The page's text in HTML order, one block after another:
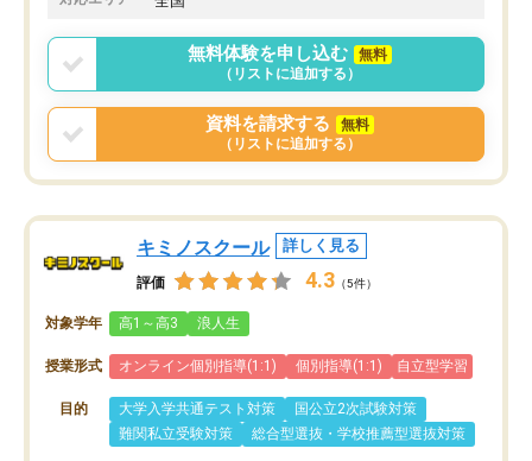
言う事で講師変更の申し出があり、あ
まりに短期での変更だった為、塾に通
う事にして退会しました。遅れも取り
戻せ、授業内容や講師の方は良かった
と思います。
無料体験を申し込む
無料
（リストに追加する）
資料を請求する
無料
（リストに追加する）
キミノスクール 詳しく見る
評価 4.3 （5件）
対象学年 高1～高3 浪人生
授業形式 オンライン個別指導(1:1) 個別指導(1:1) 自立型学習
目的 大学入学共通テスト対策
国公立2次試験対策
難関私立受験対策
総合型選抜・学校推薦型選抜対策